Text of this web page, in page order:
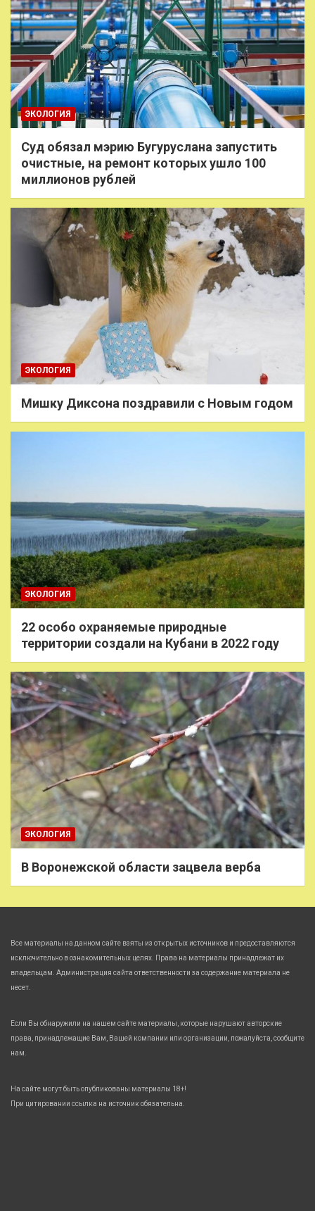
ЭКОЛОГИЯ
Суд обязал мэрию Бугуруслана запустить
очистные, на ремонт которых ушло 100
миллионов рублей
ЭКОЛОГИЯ
Мишку Диксона поздравили с Новым годом
ЭКОЛОГИЯ
22 особо охраняемые природные
территории создали на Кубани в 2022 году
ЭКОЛОГИЯ
В Воронежской области зацвела верба
Все материалы на данном сайте взяты из открытых источников и предоставляются
исключительно в ознакомительных целях. Права на материалы принадлежат их
владельцам. Администрация сайта ответственности за содержание материала не
несет.
Если Вы обнаружили на нашем сайте материалы, которые нарушают авторские
права, принадлежащие Вам, Вашей компании или организации, пожалуйста, сообщите
нам.
На сайте могут быть опубликованы материалы 18+!
При цитировании ссылка на источник обязательна.